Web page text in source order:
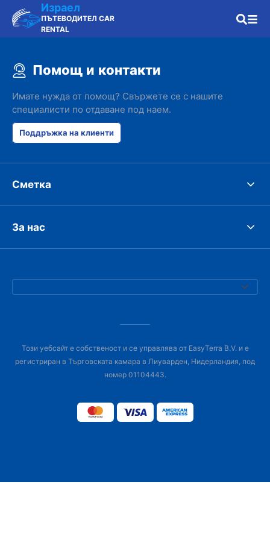
Израел
ПЪТЕВОДИТЕЛ CAR
RENTAL
Помощ и контакти
Имате нужда от помощ? Свържете се с нашите
специалисти по отдаване под наем.
Поддръжка на клиенти
Сметка
За нас
Този уебсайт е собственост и се управлява от EasyTerra B.V. и е
регистриран в Търговската камара в Лиуварден, Нидерландия, под
номер 01104443.